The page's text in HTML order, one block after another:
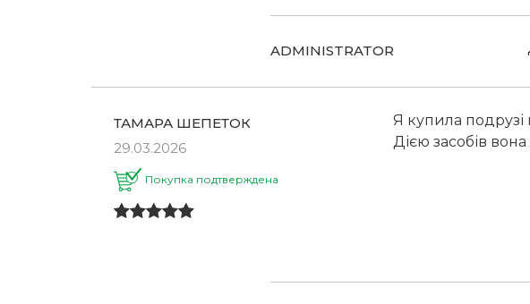
ADMINISTRATOR
ТАМАРА ШЕПЕТОК
29.03.2026
Покупка подтверждена
Я купила
Дією засобів